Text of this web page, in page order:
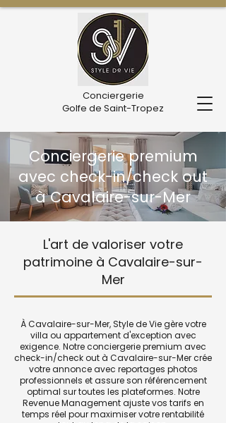
Conciergerie
Golfe de Saint-Tropez
Conciergerie premium
avec check-in/check out
à Cavalaire-sur-Mer
L'art de valoriser votre
patrimoine à Cavalaire-sur-
Mer
À Cavalaire-sur-Mer, Style de Vie gère votre
villa ou appartement d'exception avec
exigence. Notre conciergerie premium avec
check-in/check out à Cavalaire-sur-Mer crée
votre annonce avec reportages photos
professionnels et assure son référencement
optimal sur toutes les plateformes. Notre
Revenue Management ajuste vos tarifs en
temps réel pour maximiser votre rentabilité